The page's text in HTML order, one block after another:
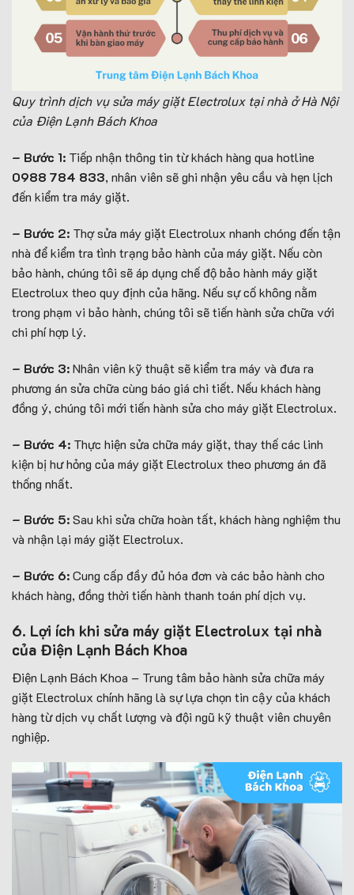
Quy trình dịch vụ sửa máy giặt Electrolux tại nhà ở Hà Nội
của Điện Lạnh Bách Khoa
– Bước 1: Tiếp nhận thông tin từ khách hàng qua hotline
0988 784 833, nhân viên sẽ ghi nhận yêu cầu và hẹn lịch
đến kiểm tra máy giặt.
– Bước 2: Thợ sửa máy giặt Electrolux nhanh chóng đến tận
nhà để kiểm tra tình trạng bảo hành của máy giặt. Nếu còn
bảo hành, chúng tôi sẽ áp dụng chế độ bảo hành máy giặt
Electrolux theo quy định của hãng. Nếu sự cố không nằm
trong phạm vi bảo hành, chúng tôi sẽ tiến hành sửa chữa với
chi phí hợp lý.
– Bước 3:Nhân viên kỹ thuật sẽ kiểm tra máy và đưa ra
phương án sửa chữa cùng báo giá chi tiết. Nếu khách hàng
đồng ý, chúng tôi mới tiến hành sửa cho máy giặt Electrolux.
– Bước 4: Thực hiện sửa chữa máy giặt, thay thế các linh
kiện bị hư hỏng của máy giặt Electrolux theo phương án đã
thống nhất.
– Bước 5:Sau khi sửa chữa hoàn tất, khách hàng nghiệm thu
và nhận lại máy giặt Electrolux.
– Bước 6:Cung cấp đầy đủ hóa đơn và các bảo hành cho
khách hàng, đồng thời tiến hành thanh toán phí dịch vụ.
6. Lợi ích khi sửa máy giặt Electrolux tại nhà
của Điện Lạnh Bách Khoa
Điện Lạnh Bách Khoa – Trung tâm bảo hành sửa chữa máy
giặt Electrolux chính hãng là sự lựa chọn tin cậy của khách
hàng từ dịch vụ chất lượng và đội ngũ kỹ thuật viên chuyên
nghiệp.